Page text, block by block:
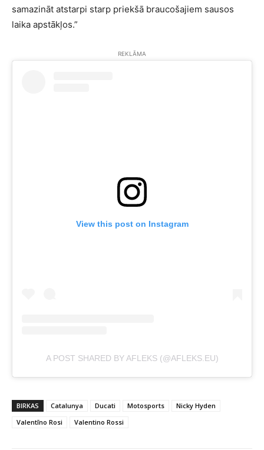
samazināt atstarpi starp priekšā braucošajiem sausos
laika apstākļos.”
REKLĀMA
View this post on Instagram
A POST SHARED BY AFLEKS (@AFLEKS.EU)
BIRKAS Catalunya Ducati Motosports
Nicky Hyden
Valentīno Rosi
Valentino Rossi